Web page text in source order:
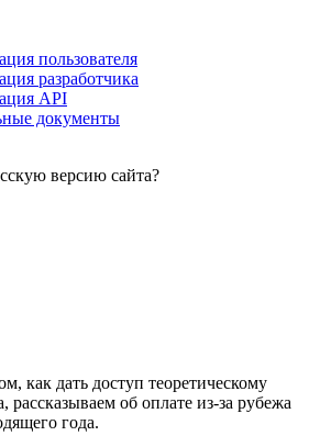
пользователя
разработчика
API
документы
версию сайта?
как дать доступ теоретическому
рассказываем об оплате из-за рубежа
года.